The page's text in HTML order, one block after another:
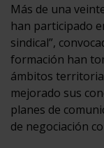
Más de una
han participado
sindical”,
formación han
ámbitos
mejorado sus
planes de
de negociación